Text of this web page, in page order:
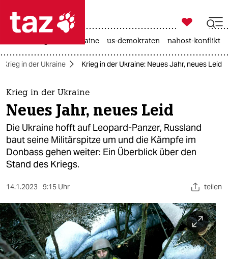
 taz zahl ich
taz zahl ich
themen
politik
öko
gesellschaft
kultur
sport
berlin
nord

taz zahl ich
krieg in der ukraine us-demokraten nahost-konflikt
Krieg in der Ukraine Krieg in der Ukraine: Neues Jahr, neues Leid
Krieg in der Ukraine
Neues Jahr, neues Leid
Die Ukraine hofft auf Leopard-Panzer, Russland
baut seine Militärspitze um und die Kämpfe im
Donbass gehen weiter: Ein Überblick über den
Stand des Kriegs.
14.1.2023 9:15 Uhr teilen